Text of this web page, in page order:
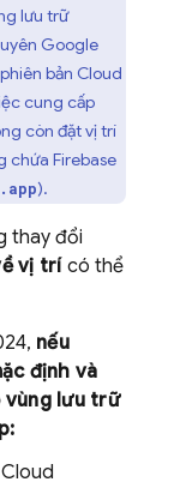
lưu trữ
Google
bản Cloud
cung cấp
còn đặt vị trí
chứa Firebase
).
thay đổi
vị trí có thể
, nếu
định và
vùng lưu trữ
Cloud